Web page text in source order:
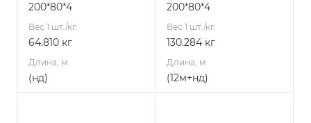
200*80*4
Вес 1 шт./кг.
64.810 кг
Длина, м
(нд)
200*80*4
Вес 1 шт./кг.
130.284 кг
Длина, м
(12м+нд)